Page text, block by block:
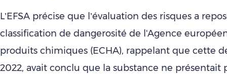
L’EFSA précise que l’évaluation des risques a
classification de dangerosité de l'Agence
produits chimiques (ECHA), rappelant que cette
2022, avait conclu que la substance ne présentait